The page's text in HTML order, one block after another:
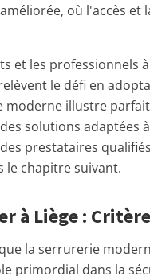
où l'accès
et les professionnels
le défi en
moderne illustre
solutions adaptées
prestataires
le chapitre suivant.
à Liège :
la serrurerie
primordial dans la